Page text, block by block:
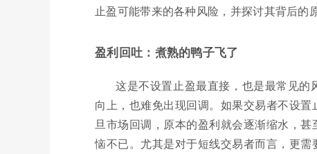
止盈可能带来的各种风险，并探讨其背后的原
盈利回吐：煮熟的鸭子飞了
这是不设置止盈最直接，也是最常见
向上，也难免出现回调。如果交易者不设
旦市场回调，原本的盈利就会逐渐缩水，
恼不已。尤其是对于短线交易者而言，更